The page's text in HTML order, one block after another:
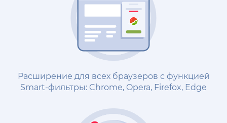
Расширение для всех браузеров с функцией
Smart-фильтры: Chrome, Opera, Firefox, Edge